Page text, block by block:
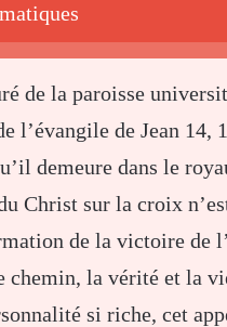
de la paroisse
l’évangile de Jean 14,
demeure dans le
Christ sur la croix
de la victoire de
chemin, la vérité et la
si riche, cet